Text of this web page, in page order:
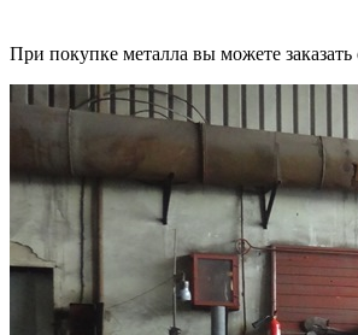
При покупке металла вы можете